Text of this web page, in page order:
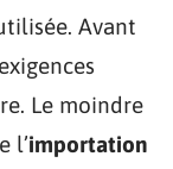
Avant
Le moindre
l’importation